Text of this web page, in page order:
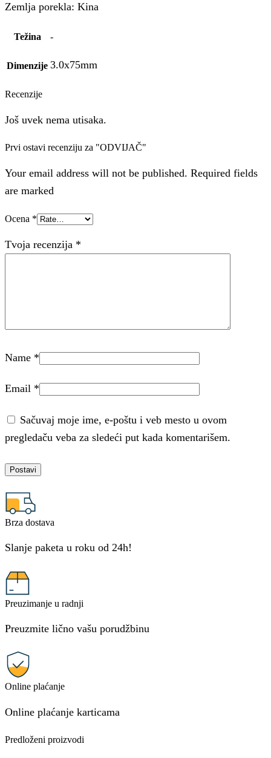
Zemlja porekla: Kina
Težina -
Dimenzije 3.0x75mm
Recenzije
Još uvek nema utisaka.
Prvi ostavi recenziju za "ODVIJAČ"
Your email address will not be published. Required fields
are marked
Ocena *
Tvoja recenzija *
Name *
Email *
Sačuvaj moje ime, e-poštu i veb mesto u ovom
pregledaču veba za sledeći put kada komentarišem.
Brza dostava
Slanje paketa u roku od 24h!
Preuzimanje u radnji
Preuzmite lično vašu porudžbinu
Online plaćanje
Online plaćanje karticama
Predloženi proizvodi